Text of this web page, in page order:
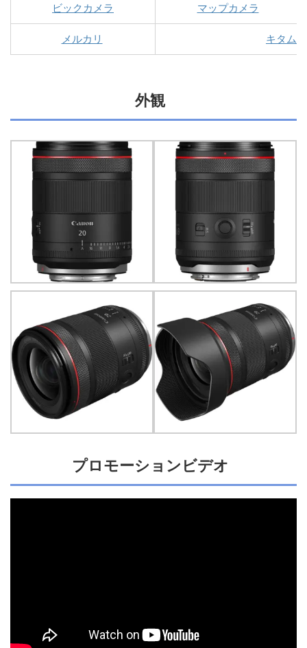
ビックカメラ マップカメラ
メルカリ キタム
外観
プロモーションビデオ